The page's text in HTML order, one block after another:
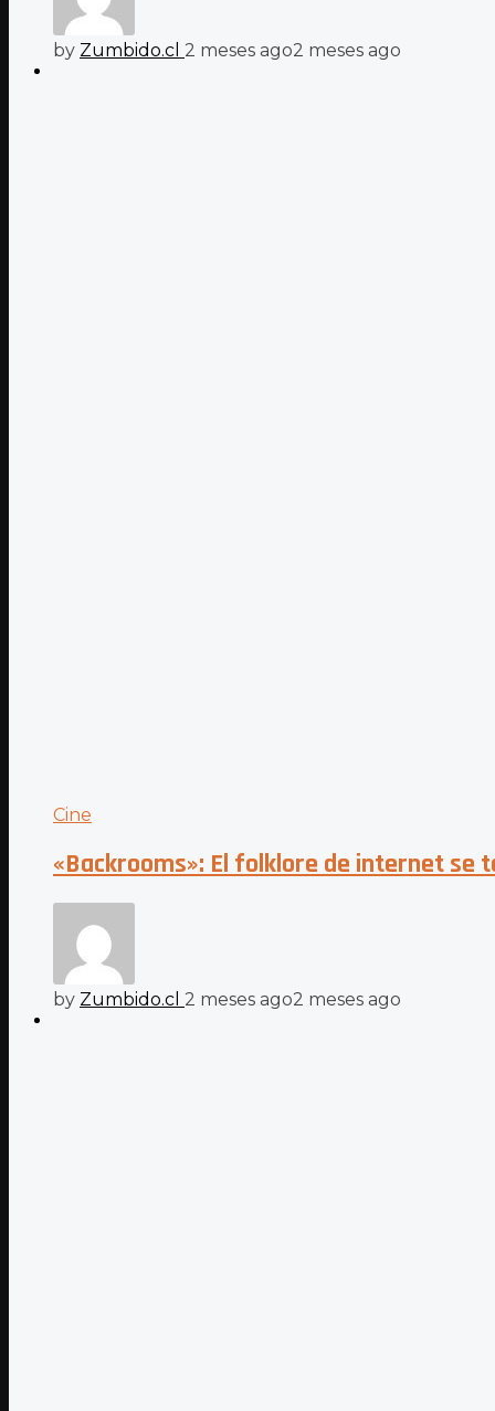
by Zumbido.cl 2 meses ago2 meses ago
Cine
«Backrooms»: El folklore de internet se
by Zumbido.cl 2 meses ago2 meses ago